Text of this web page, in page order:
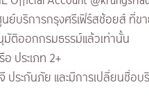
ย์บริการกรุงศรีเฟิร์สช้อยส์ ที่ข
มัติออกกรมธรรม์แล้วเท่านั้น
ประเภท 2+
ระกันภัย และมีการเปลี่ยนชื่อ